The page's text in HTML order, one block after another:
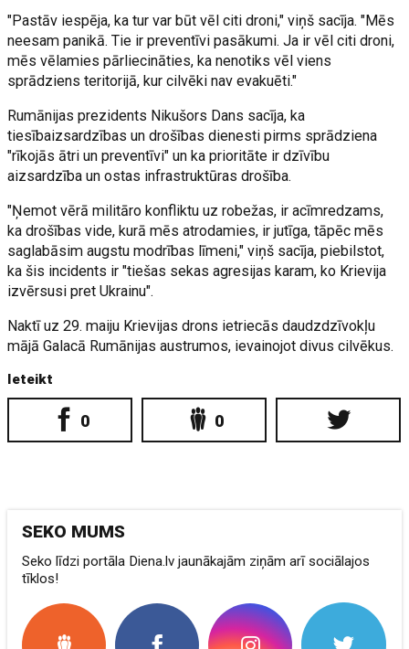
"Pastāv iespēja, ka tur var būt vēl citi droni," viņš sacīja. "Mēs
neesam panikā. Tie ir preventīvi pasākumi. Ja ir vēl citi droni,
mēs vēlamies pārliecināties, ka nenotiks vēl viens
sprādziens teritorijā, kur cilvēki nav evakuēti."
Rumānijas prezidents Nikušors Dans sacīja, ka
tiesībaizsardzības un drošības dienesti pirms sprādziena
"rīkojās ātri un preventīvi" un ka prioritāte ir dzīvību
aizsardzība un ostas infrastruktūras drošība.
"Ņemot vērā militāro konfliktu uz robežas, ir acīmredzams,
ka drošības vide, kurā mēs atrodamies, ir jutīga, tāpēc mēs
saglabāsim augstu modrības līmeni," viņš sacīja, piebilstot,
ka šis incidents ir "tiešas sekas agresijas karam, ko Krievija
izvērsusi pret Ukrainu".
Naktī uz 29. maiju Krievijas drons ietriecās daudzdzīvokļu
mājā Galacā Rumānijas austrumos, ievainojot divus cilvēkus.
Ieteikt
0 0
SEKO MUMS
Seko līdzi portāla Diena.lv jaunākajām ziņām arī sociālajos
tīklos!